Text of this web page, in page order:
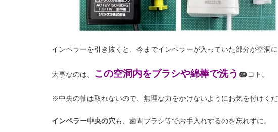
インペラーを引き抜くと、今までインペラーが入っていた部分が空洞に
大事なのは、 この空洞内をブラシや綿棒で洗う 🧽 コト。
※中央の軸は取れないので、無理な力をかけないようにお気を付けくだ
インペラー中央の穴も、歯間ブラシ等でお手入れするのを忘れずに。